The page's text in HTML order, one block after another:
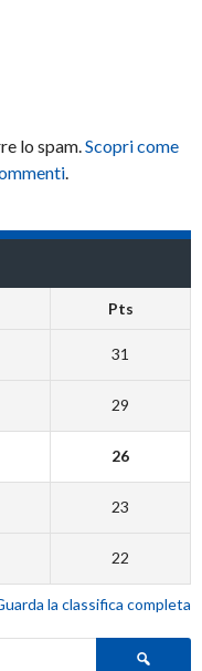
lo spam. Scopri come
Pts
31
29
26
23
22
la classifica completa
Ricerca